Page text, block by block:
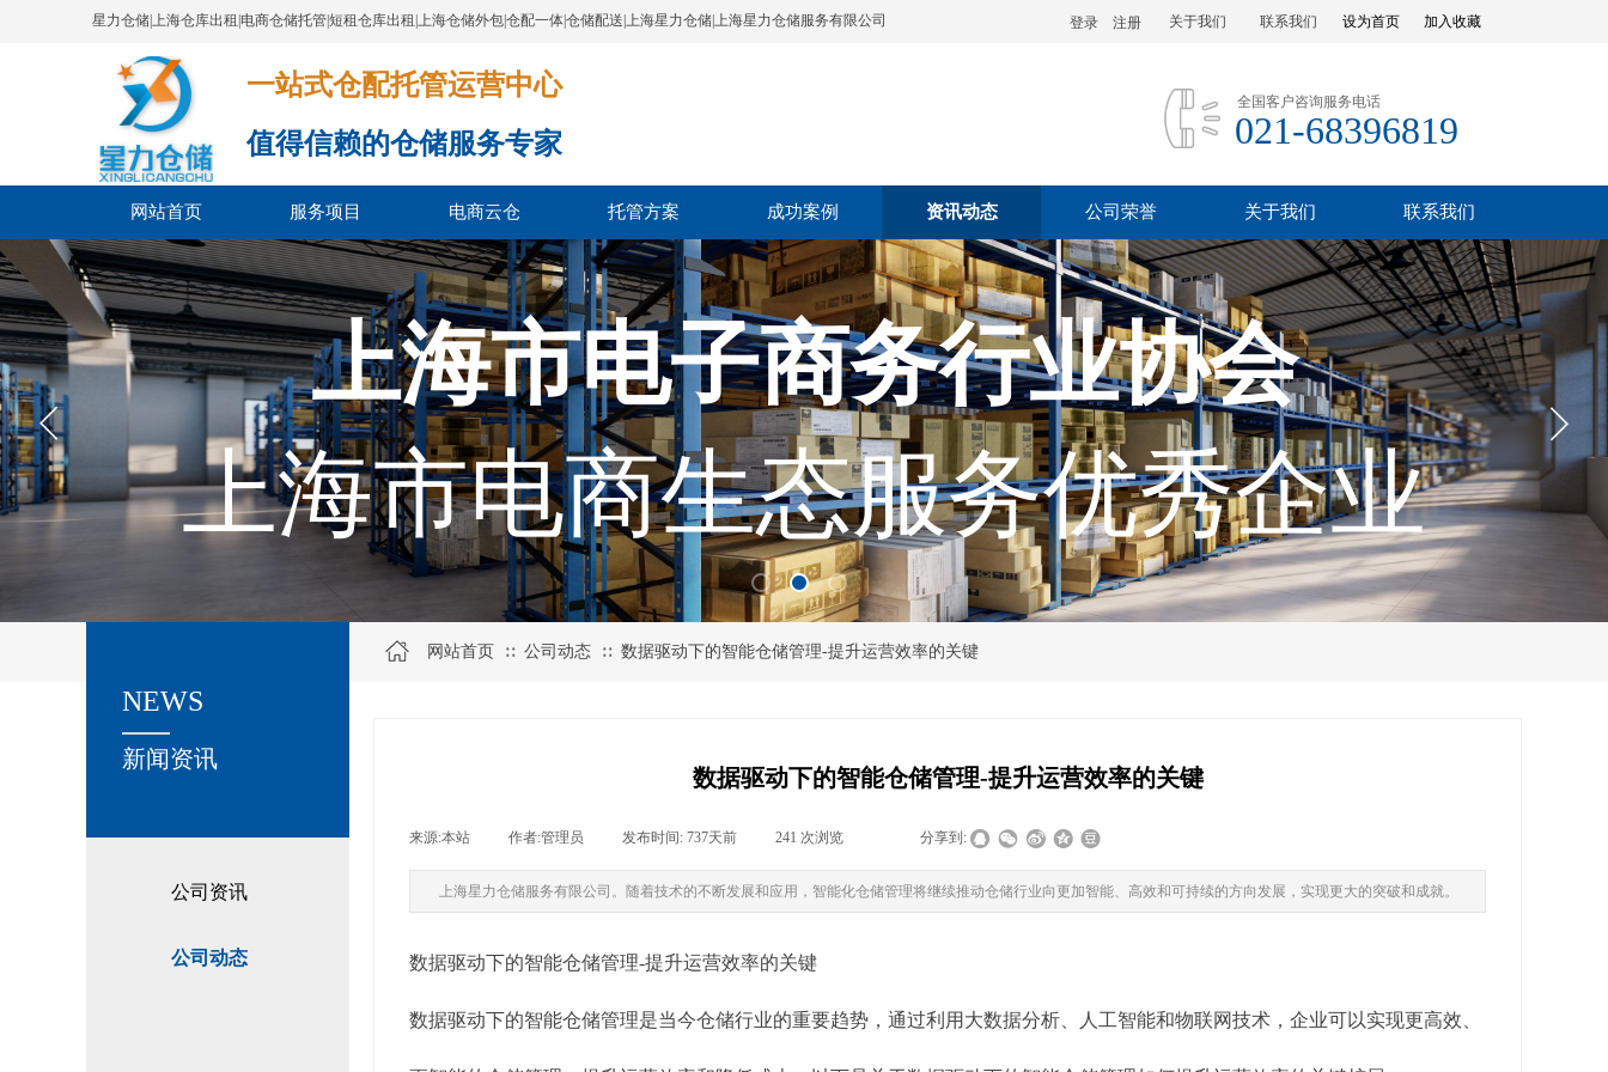
星力仓储|上海仓库出租|电商仓储托管|短租仓库出租|上海仓储外包|仓配一体|仓储配送|上海星力仓储|上海星力仓储服务有限公司 设为首页 加入收藏
登录 注册 联系我们
关于我们
一站式仓配托管运营中心​​​​​​​​​​​​​​​​​
值得信赖的仓储服务专家
全国客户咨询服务电话
021-68396819
网站首页 服务项目 电商云仓 托管方案 成功案例 资讯动态 公司荣誉 关于我们 联系我们
上海市电子商务行业协会
上海市电商生态服务优秀企业
公司资讯
公司动态
关于我们
新闻资讯
NEWS
网站首页 ∷ 公司动态 ∷ 数据驱动下的智能仓储管理-提升运营效率的关键
数据驱动下的智能仓储管理-提升运营效率的关键
来源:本站 作者:管理员 发布时间: 737天前 241 次浏览 分享到:
上海星力仓储服务有限公司。随着技术的不断发展和应用，智能化仓储管理将继续推动仓储行业向更加智能、高效和可持续的方向发展，实现更大的突破和成就。​
数据驱动下的智能仓储管理-提升运营效率的关键
数据驱动下的智能仓储管理是当今仓储行业的重要趋势，通过利用大数据分析、人工智能和物联网技术，企业可以实现更高效、